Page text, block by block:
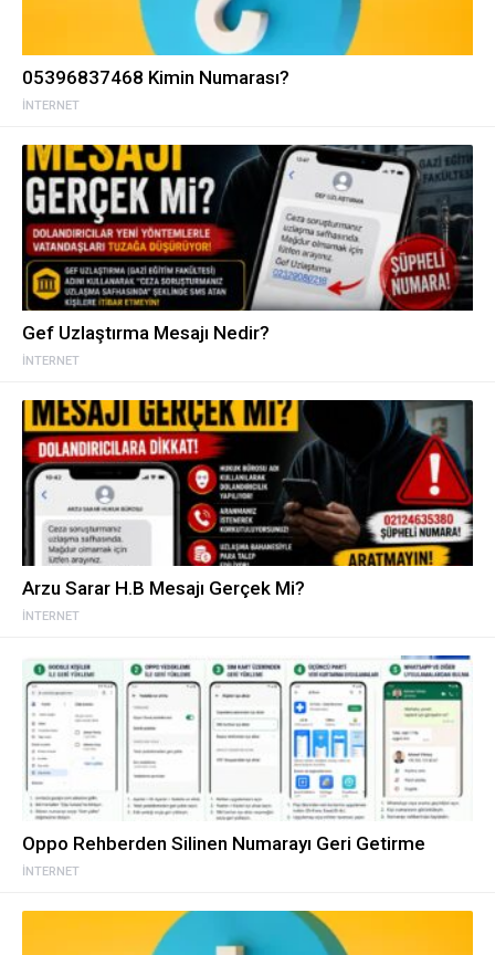
İNTERNET
05396837468 Kimin Numarası?
İNTERNET
Gef Uzlaştırma Mesajı Nedir?
İNTERNET
Arzu Sarar H.B Mesajı Gerçek Mi?
İNTERNET
Oppo Rehberden Silinen Numarayı Geri Getirme